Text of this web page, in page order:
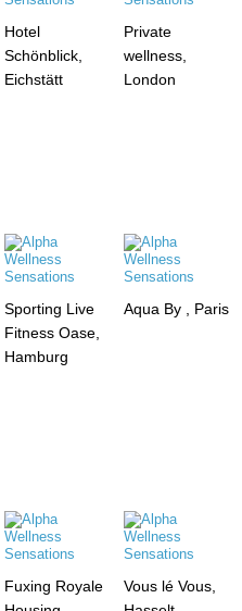
Hotel
Schönblick,
Eichstätt
Private
wellness,
London
Sporting Live
Fitness Oase,
Hamburg
Aqua By , Paris
Fuxing Royale
Vous lé Vous,